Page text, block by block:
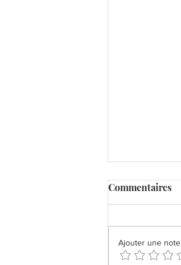
Commentaires
Ajouter une note